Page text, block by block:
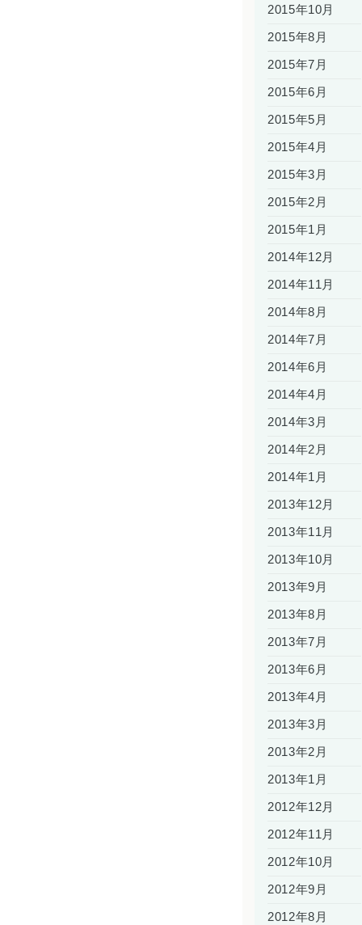
2015年10月
2015年8月
2015年7月
2015年6月
2015年5月
2015年4月
2015年3月
2015年2月
2015年1月
2014年12月
2014年11月
2014年8月
2014年7月
2014年6月
2014年4月
2014年3月
2014年2月
2014年1月
2013年12月
2013年11月
2013年10月
2013年9月
2013年8月
2013年7月
2013年6月
2013年4月
2013年3月
2013年2月
2013年1月
2012年12月
2012年11月
2012年10月
2012年9月
2012年8月